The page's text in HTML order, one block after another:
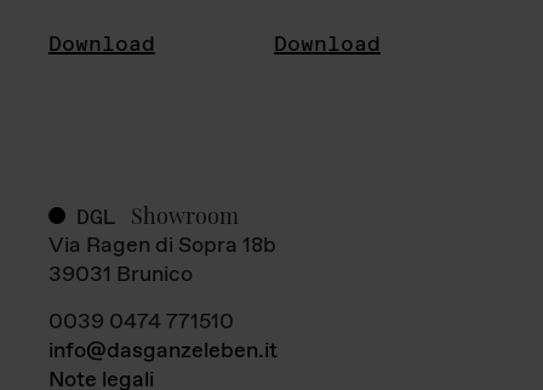
Download Download
DGL Showroom
Via Ragen di Sopra 18b
39031 Brunico
0039 0474 771510
info@dasganzeleben.it
Note legali